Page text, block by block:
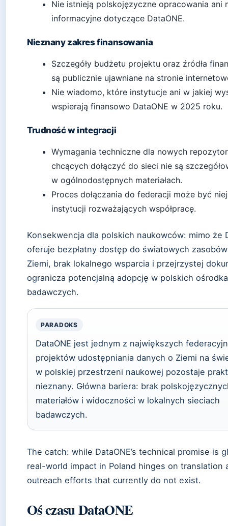
Nie istnieją polskojęzyczne opracowania ani
informacyjne dotyczące DataONE.
Nieznany zakres finansowania
Szczegóły budżetu projektu oraz źródła
są publicznie ujawniane na stronie
Nie wiadomo, które instytucje ani w jakiej
wspierają finansowo DataONE w 2025 roku.
Trudność w integracji
Wymagania techniczne dla nowych
chcących dołączyć do sieci nie są
w ogólnodostępnych materiałach.
Proces dołączania do federacji może być
instytucji rozważających współpracę.
Konsekwencja dla polskich naukowców: mimo że
oferuje bezpłatny dostęp do światowych
Ziemi, brak lokalnego wsparcia i przejrzystej
ogranicza potencjalną adopcję w polskich
badawczych.
PARADOKS
DataONE jest jednym z największych
projektów udostępniania danych o Ziemi na
w polskiej przestrzeni naukowej pozostaje
nieznany. Główna bariera: brak
materiałów i widoczności w lokalnych sieciach
badawczych.
The catch: while DataONE’s technical promise is
real-world impact in Poland hinges on translation
outreach efforts that currently do not exist.
Oś czasu DataONE